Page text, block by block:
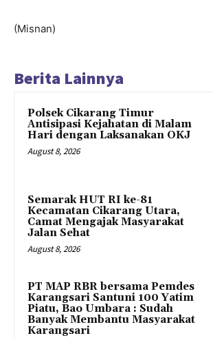
(Misnan)
Berita Lainnya
Polsek Cikarang Timur
Antisipasi Kejahatan di Malam
Hari dengan Laksanakan OKJ
August 8, 2026
Semarak HUT RI ke-81
Kecamatan Cikarang Utara,
Camat Mengajak Masyarakat
Jalan Sehat
August 8, 2026
PT MAP RBR bersama Pemdes
Karangsari Santuni 100 Yatim
Piatu, Bao Umbara : Sudah
Banyak Membantu Masyarakat
Karangsari